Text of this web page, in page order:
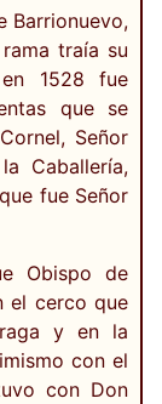
Barrionuevo,
traía su
1528 fue
que se
Señor
Caballería,
fue Señor
Obispo de
el cerco que
y en la
con el
con Don